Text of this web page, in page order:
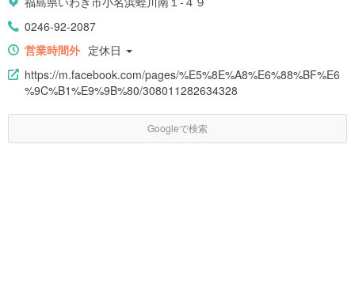
0246-92-2087
営業時間外 定休日
https://m.facebook.com/pages/%E5%8E%A8%E6%88%BF%E6
%9C%B1%E9%9B%80/308011282634328
Googleで検索